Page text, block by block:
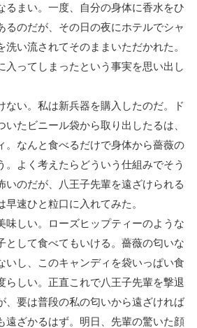
るまい。一度、自分の身体に香水をひ
るのだが、その日の夜にホテルでシャ
洗い流されてそのままいただかれた。
入ってしまったという事実を思い出し
い。私は新兵器を購入したのだ。ド
たビニール袋から取り出したるは、
。なんと食べるだけで身体から薔薇の
。よく考えたらどういう仕組みでそう
いのだが、八王子先輩を遠ざけられる
速ひと粒口に入れてみた。
しい。ローズヒップティーのような
として食べてもいける。薔薇の匂いな
いし、このキャンディを袋いっぱい食
らしい。正直これで八王子先輩を撃退
、要は普段の私の匂いから遠ざければ
遠ざかるはず。明日、先輩の驚いた顔